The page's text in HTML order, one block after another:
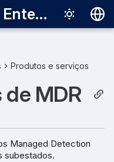
Sophos Central Enterprise
English
Español
Français
Italiano
日本語
Produtos e serviços
MDR
Managed Detection
subestados.